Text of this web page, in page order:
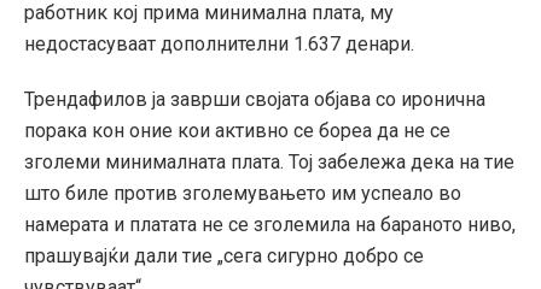
работник кој прима минимална плата, му
недостасуваат дополнителни 1.637 денари.
Трендафилов ја заврши својата објава со иронична
порака кон оние кои активно се бореа да не се
зголеми минималната плата. Тој забележа дека на тие
што биле против зголемувањето им успеало во
намерата и платата не се зголемила на бараното ниво,
прашувајќи дали тие „сега сигурно добро се